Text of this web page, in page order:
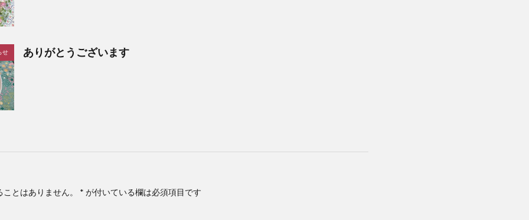
せ ありがとうございます
とはありません。 * が付いている欄は必須項目です